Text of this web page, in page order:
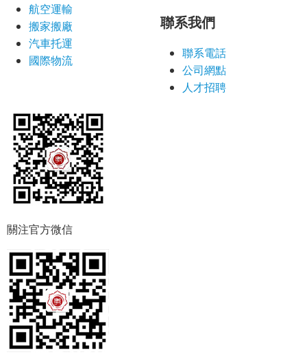
航空運輸
搬家搬廠
汽車托運
國際物流
聯系我們
聯系電話
公司網點
人才招聘
關注官方微信